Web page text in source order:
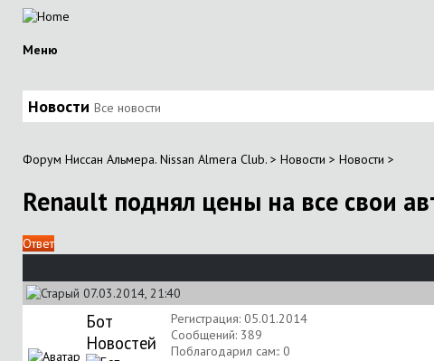
Меню
Новости Все новости
Форум Ниссан Альмера. Nissan Almera Club. > Новости > Новости >
Renault поднял цены на все свои
Ответ
07.03.2014, 21:40
Бот
Новостей
Регистрация: 05.01.2014
Сообщений: 389
Поблагодарил сам:: 0